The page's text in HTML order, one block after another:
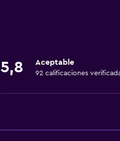
Wifi gratis
Aire acondicionado
5,8 Aceptable
92 calificaciones